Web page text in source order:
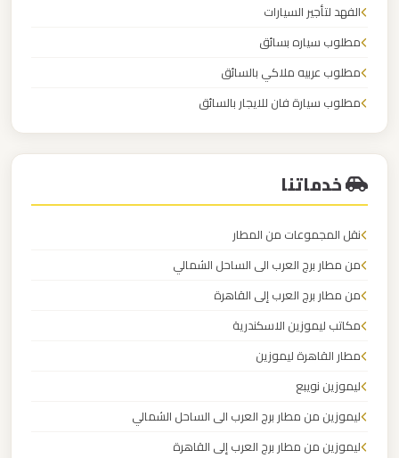
الفهد لتأجير السيارات
مطلوب سياره بسائق
مطلوب عربيه ملاكي بالسائق
مطلوب سيارة فان للايجار بالسائق
الكابتن لايجار السيارات
خدماتنا
نقل المجموعات من المطار
من مطار برج العرب الى الساحل الشمالي
من مطار برج العرب إلى القاهرة
مكاتب ليموزين الاسكندرية
مطار القاهرة ليموزين
ليموزين نويبع
ليموزين من مطار برج العرب الى الساحل الشمالي
ليموزين من مطار برج العرب إلى القاهرة
العلمين
الجديدة
ليموزين
مطار
العلمين
ليموزين
العالمين
ليموزين
العاصمة
ليموزين